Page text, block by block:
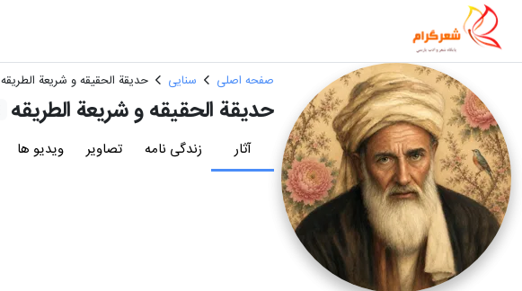
صفحه اصلی سنایی حدیقة الحقیقه و شریعة الطریقه
حدیقة الحقیقه و شریعة الطریقه
آثار زندگی نامه تصاویر ویدیو ها